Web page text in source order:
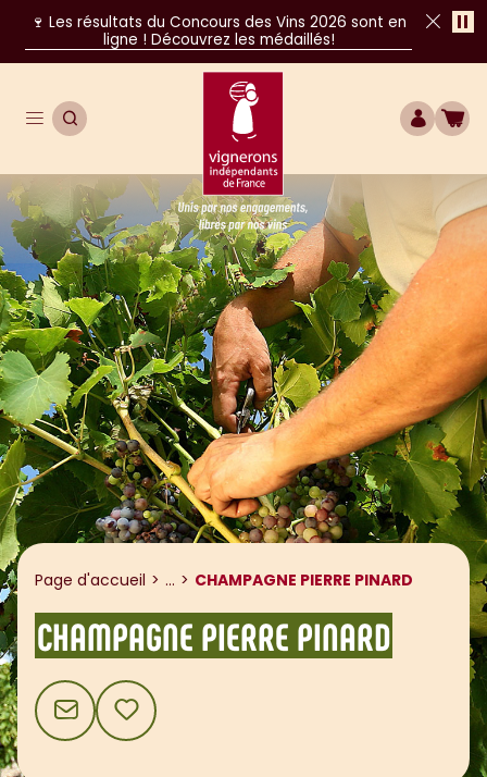
🍷 Les résultats du Concours des Vins 2026 sont en
ligne ! Découvrez les médaillés!
Ouvrir le menu de navigation
OUVRIR LA RECHERCHE
Unis par nos engagements, libres par
COMPTE
Page d'accueil ... Afficher le fil d'ariane
CHAMPAGNE PIERRE PINARD
CHAMPAGNE PIERRE PINARD
CONTACTAJOUTER AUX FAVORIS